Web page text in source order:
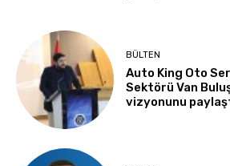
BÜLTEN
Auto King Oto
Sektörü Van
vizyonunu